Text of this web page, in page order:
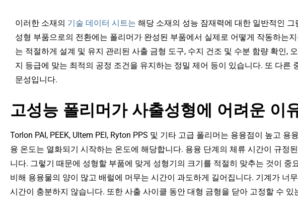
이러한 소재의 기술 데이터 시트는 해당 소재의 성능 잠재력에 대한 일반적인
성형 부품으로의 전환에는 폴리머가 완성된 부품에서 실제로 어떻게 작동하는
는 적절하게 설계 및 유지 관리된 사출 금형 도구, 수지 건조 및 수분 함량 확인,
지 등급에 맞는 최적의 공정 조건을 유지하는 정밀 제어 등이 있습니다. 또 다른
문성입니다.
고성능 폴리머가 사출성형에 어려운 이
Torlon PAI, PEEK, Ultem PEI, Ryton PPS 및 기타 고급 폴리머는 용융점이 높고
융 온도는 열화되기 시작하는 온도에 해당합니다. 용융 단계의 체류 시간이 규정
니다. 그렇기 때문에 성형할 부품에 맞게 성형기의 크기를 적절히 맞추는 것이 중
비해 용융물의 양이 많고 배럴에 머무는 시간이 과도하게 길어집니다. 기계가 너
시간이 충분하지 않습니다. 또한 사출 사이클 동안 대형 금형을 닫아 고정할 수